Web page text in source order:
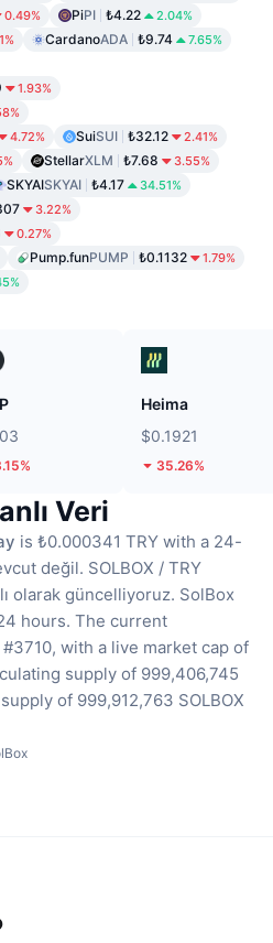
0.49% PiPI ₺4.22 2.04%
CardanoADA ₺9.74 7.65%
1.93%
4.72% SuiSUI ₺32.12 2.41%
StellarXLM ₺7.68 3.55%
SKYAISKYAI ₺4.17 34.51%
3.22%
0.27%
Pump.funPUMP ₺0.1132 1.79%
Heima
$0.1921
35.26%
Veri
is ₺0.000341 TRY with a 24-
değil. SOLBOX / TRY
olarak güncelliyoruz. SolBox
hours. The current
with a live market cap of
supply of 999,406,745
of 999,912,763 SOLBOX